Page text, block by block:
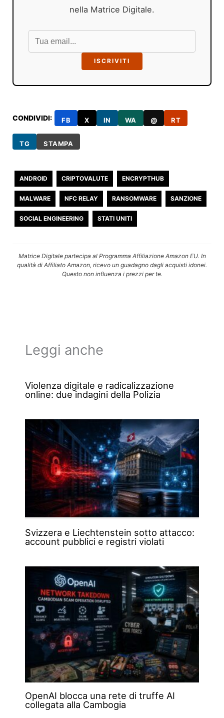
nella Matrice Digitale.
ISCRIVITI
CONDIVIDI: FB X IN WA @ RT
TG STAMPA
ANDROID CRIPTOVALUTE ENCRYPTHUB
MALWARE NFC RELAY RANSOMWARE SANZIONE
SOCIAL ENGINEERING STATI UNITI
Matrice Digitale partecipa al Programma Affiliazione Amazon EU. In
qualità di Affiliato Amazon, ricevo un guadagno dagli acquisti idonei.
Questo non influenza i prezzi per te.
Leggi anche
Violenza digitale e radicalizzazione
online: due indagini della Polizia
Svizzera e Liechtenstein sotto attacco:
account pubblici e registri violati
OpenAI blocca una rete di truffe AI
collegata alla Cambogia